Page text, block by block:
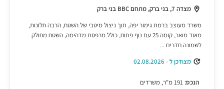
מצדה 7, בני ברק, מתחם BBC בני ברק
משרד מעוצב ברמת גימור יפה, תוך ניצול מיטבי של השטח, הרבה חלונות,
מאוד מואר, קומה 25 עם נוף פתוח, כולל מרפסת מדהימה, השטח מחולק
לשמונה חדרים ...
מצודכן ל - 02.08.2026
הנכס: